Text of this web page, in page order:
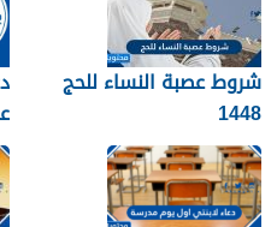
شروط عصبة النساء للحج
1448